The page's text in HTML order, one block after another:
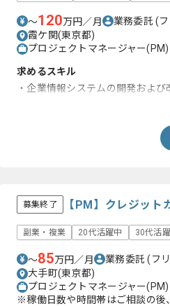
〜120万円／月 業務委託(
霞ケ関(東京都)
プロジェクトマネージャー(PM)
求めるスキル
・企業情報システムの開発およ
募集終了 【PM】クレジッ
副業・複業 20代活躍中 30代活
〜85万円／月 業務委託(フ
大手町(東京都)
プロジェクトマネージャー
※稼働日数や時間帯はご相談の後